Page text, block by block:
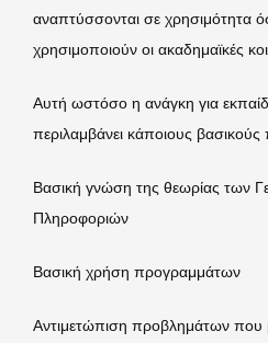
αναπτύσσονται σε χρησιμότητα
χρησιμοποιούν οι ακαδημαϊκές
Αυτή ωστόσο η ανάγκη για
περιλαμβάνει κάποιους
Βασική γνώση της θεωρίας των
Πληροφοριών
Βασική χρήση προγραμμάτων
Αντιμετώπιση προβλημάτων